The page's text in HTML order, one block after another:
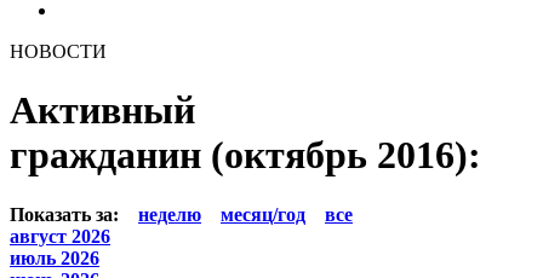
НОВОСТИ
Активный
гражданин (октябрь 2016):
Показать за: неделю месяц/год
все
август 2026
июль 2026